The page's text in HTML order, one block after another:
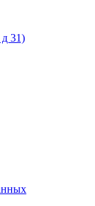
31)